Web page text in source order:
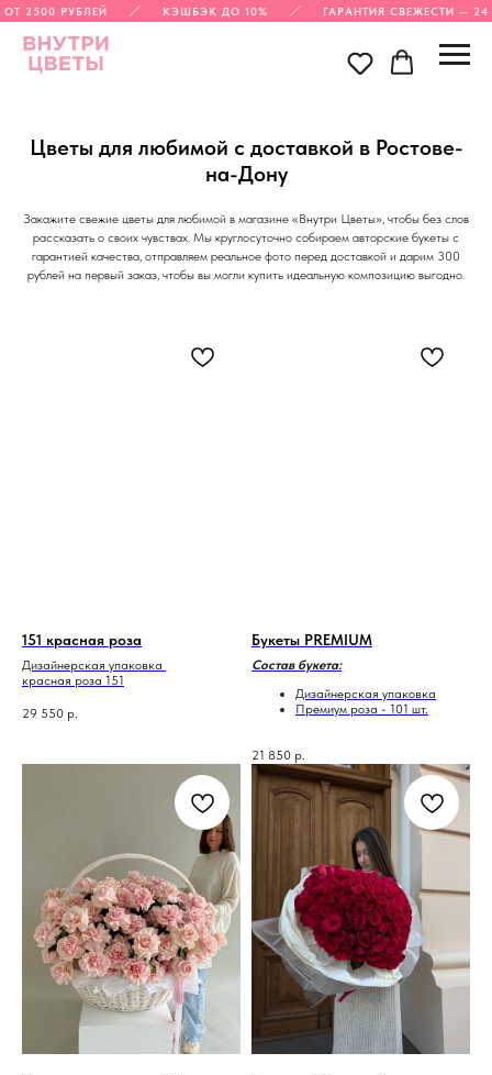
КЭШБЭК ДО 10% ГАРАНТИЯ СВЕЖЕСТИ — 24 ЧАСА
Цветы для любимой с доставкой в Ростове-
на-Дону
Закажите свежие цветы для любимой в магазине «Внутри Цветы», чтобы без слов
рассказать о своих чувствах. Мы круглосуточно собираем авторские букеты с
гарантией качества, отправляем реальное фото перед доставкой и дарим 300
рублей на первый заказ, чтобы вы могли купить идеальную композицию выгодно.
151 красная роза
Дизайнерская упаковка
красная роза 151
29 550 р.
Букеты PREMIUM
Состав букета:
Дизайнерская упаковка
Премиум роза - 101 шт.
21 850 р.